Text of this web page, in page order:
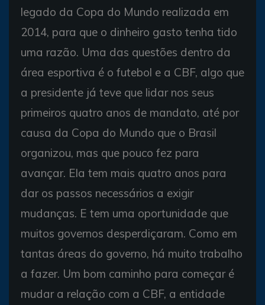
legado da Copa do Mundo realizada em
2014, para que o dinheiro gasto tenha tido
uma razão. Uma das questões dentro da
área esportiva é o futebol e a CBF, algo que
a presidente já teve que lidar nos seus
primeiros quatro anos de mandato, até por
causa da Copa do Mundo que o Brasil
organizou, mas que pouco fez para
avançar. Ela tem mais quatro anos para
dar os passos necessários a exigir
mudanças. E tem uma oportunidade que
muitos governos desperdiçaram. Como em
tantas áreas do governo, há muito trabalho
a fazer. Um bom caminho para começar é
mudar a relação com a CBF, a entidade